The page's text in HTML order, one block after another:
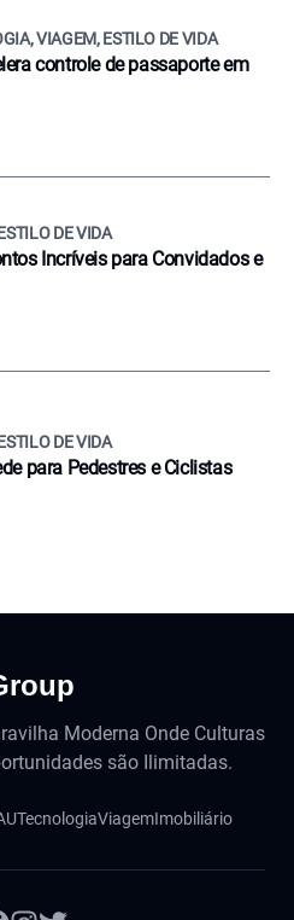
VIAGEM, ESTILO DE VIDA
controle de passaporte em
DE VIDA
Incríveis para Convidados e
DE VIDA
para Pedestres e Ciclistas
Moderna Onde Culturas
são Ilimitadas.
TecnologiaViagemImobiliário